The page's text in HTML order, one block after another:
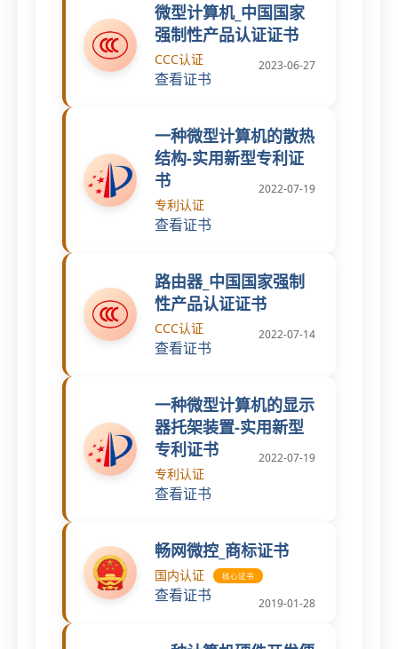
2023-06-27
微型计算机_中国国家
强制性产品认证证书
CCC认证
查看证书
2022-07-19
一种微型计算机的散热
结构-实用新型专利证
书
专利认证
查看证书
2022-07-14
路由器_中国国家强制
性产品认证证书
CCC认证
查看证书
2022-07-19
一种微型计算机的显示
器托架装置-实用新型
专利证书
专利认证
查看证书
2019-01-28
畅网微控_商标证书
国内认证 核心证书
查看证书